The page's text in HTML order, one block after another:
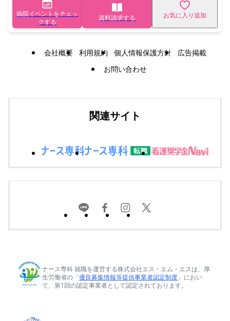
病院イベントをチェッ
クする
資料請求する お気に入り追加
会社概要 利用規約 個人情報保護方針
広告掲載
お問い合わせ
関連サイト
ナース専科 就職を運営する株式会社エス・エム・エスは、厚
生労働省の「優良募集情報等提供事業者認定制度 」におい
て、第1回の認定事業者として認定されております。